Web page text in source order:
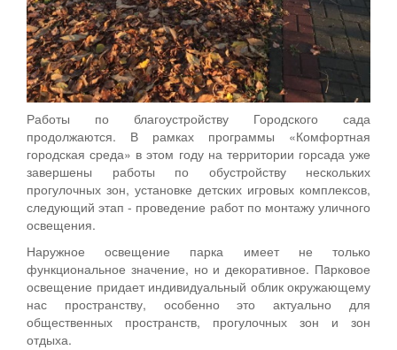
Работы по благоустройству Городского сада
продолжаются. В рамках программы «Комфортная
городская среда» в этом году на территории горсада уже
завершены работы по обустройству нескольких
прогулочных зон, установке детских игровых комплексов,
следующий этап - проведение работ по монтажу уличного
освещения.
Наружное освещение парка имеет не только
функциональное значение, но и декоративное. Пaрковое
освещение придает индивидуальный облик окружающему
нас пространству, особенно это актуально для
общественных пространств, прогулочных зон и зон
отдыха.